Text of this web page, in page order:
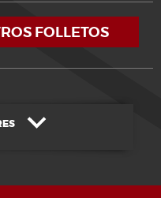
FOLLETOS